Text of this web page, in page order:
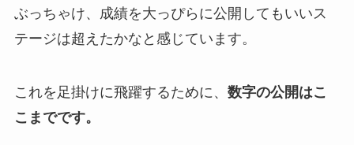
ぶっちゃけ、成績を大っぴらに公開してもいいス
テージは超えたかなと感じています。
これを足掛けに飛躍するために、 数字の公開はこ
こまでです。